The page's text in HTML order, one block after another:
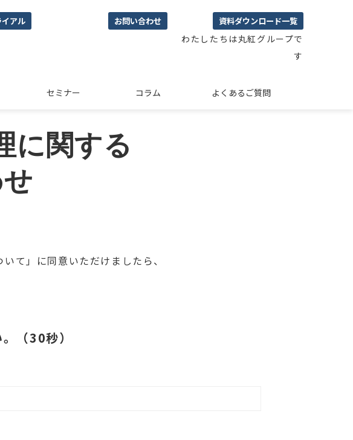
アル お問い合わせ 資料ダウンロード一覧
わたしたちは丸紅グループで
す
セミナー コラム よくあるご質問
に関する
て」に同意いただけましたら、
（30秒）